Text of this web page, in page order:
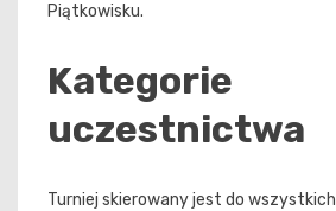
Piątkowisku.
Kategorie
uczestnictwa
Turniej skierowany jest do